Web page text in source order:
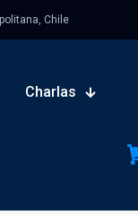
Chile
Charlas